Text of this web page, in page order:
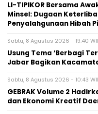
LI-TIPIKOR Bersama
Minsel: Dugaan
Penyalahgunaan Hibah
Sabtu, 8 Agustus 2026 - 19:40
‎Usung Tema ‘Berbagi
Jabar Bagikan
Sabtu, 8 Agustus 2026 - 10:43
GEBRAK Volume 2
dan Ekonomi Kreatif